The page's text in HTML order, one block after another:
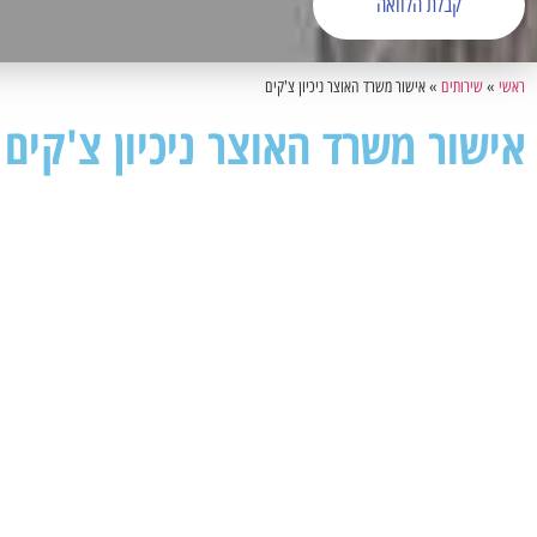
ראשי »שירותים »אישור משרד האוצר ניכיון צ'קים
אישור משרד האוצר ניכיון צ'קים